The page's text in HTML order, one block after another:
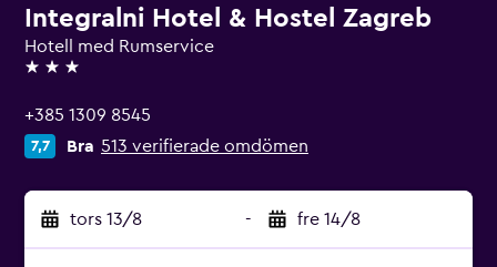
Integralni Hotel & Hostel Zagreb
Hotell med Rumservice
3 stjärnor
+385 1309 8545
7,7 Bra 513 verifierade omdömen
tors 13/8 - fre 14/8